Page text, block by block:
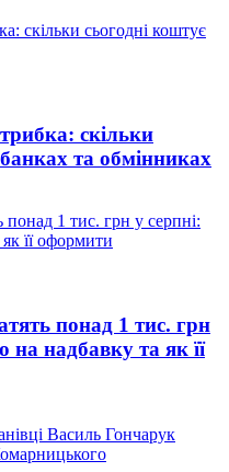
скільки
та обмінниках
понад 1 тис. грн
на надбавку та як її